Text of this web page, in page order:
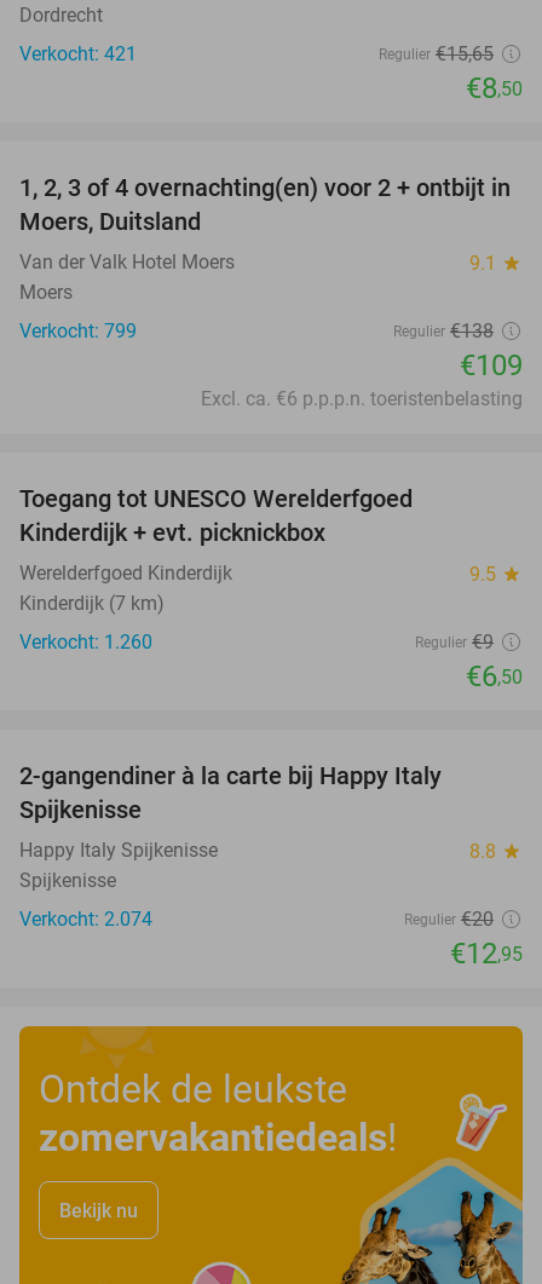
Dordrecht
Verkocht: 421
Regulier €15,65
€8,50
21%
1, 2, 3 of 4 overnachting(en) voor 2 + ontbijt in
Moers, Duitsland
Van der Valk Hotel Moers 9.1 star
Moers
Verkocht: 799
Regulier €138
€109
Excl. ca. €6 p.p.p.n. toeristenbelasting
Toegang tot UNESCO Werelderfgoed
Kinderdijk + evt. picknickbox
Werelderfgoed Kinderdijk 9.5 star
Kinderdijk (7 km)
Verkocht: 1.260
Regulier €9
€6,50
2-gangendiner à la carte bij Happy Italy
Spijkenisse
Happy Italy Spijkenisse 8.8 star
Spijkenisse
Verkocht: 2.074
Regulier €20
€12,95
Ontdek de leukste
zomervakantiedeals!
Bekijk nu